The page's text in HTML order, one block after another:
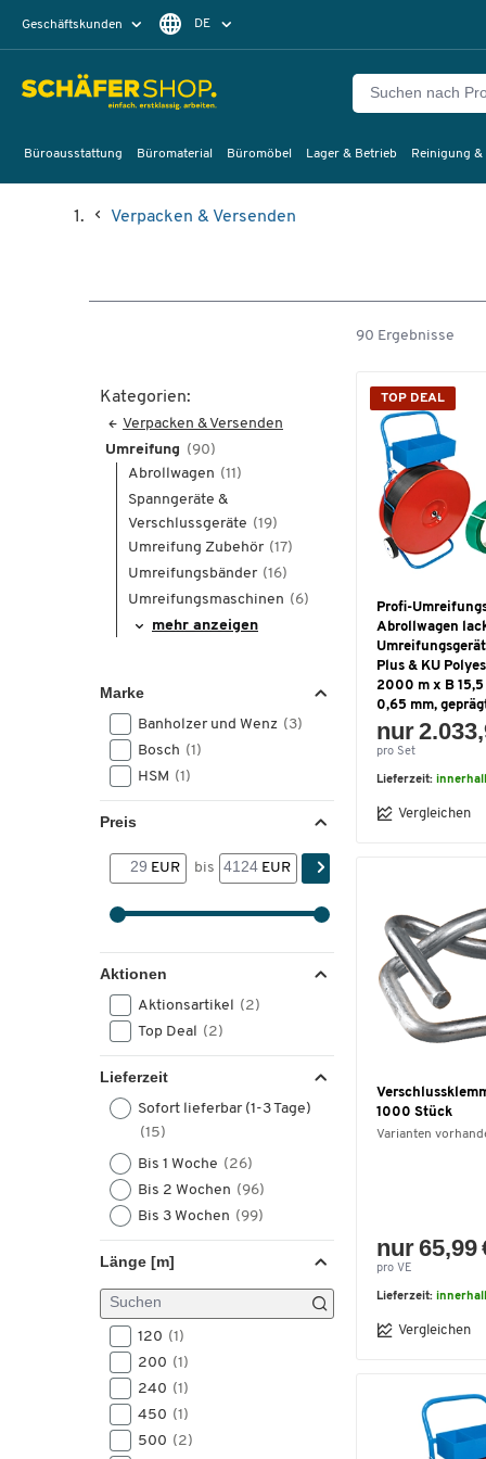
Geschäftskunden DE
Büroausstattung Büromaterial Büromöbel Lager & Betrieb Reinigung &
Verpacken & Versenden
Kategorien:
Verpacken & Versenden
Umreifung (90)
Abrollwagen (11)
Spanngeräte &
Verschlussgeräte (19)
Umreifung Zubehör (17)
Umreifungsbänder (16)
Umreifungsmaschinen (6)
mehr anzeigen
Marke
Banholzer und Wenz (3)
Bosch (1)
HSM (1)
Preis
EUR bis EUR
Aktionen
Aktionsartikel (2)
Top Deal (2)
Lieferzeit
Sofort lieferbar (1-3 Tage)
(15)
Bis 1 Woche (26)
Bis 2 Wochen (96)
Bis 3 Wochen (99)
Länge [m]
120 (1)
200 (1)
240 (1)
450 (1)
500 (2)
90 Ergebnisse
TOP DEAL
Profi-
Abrollwagen
Umreifungsgerät
Plus & KU
2000 m x B 15,5
0,65 mm,
nur
pro Set
Lieferzeit:
Vergleichen
1000 Stück
Varianten
nur 65,99
pro VE
Lieferzeit:
Vergleichen